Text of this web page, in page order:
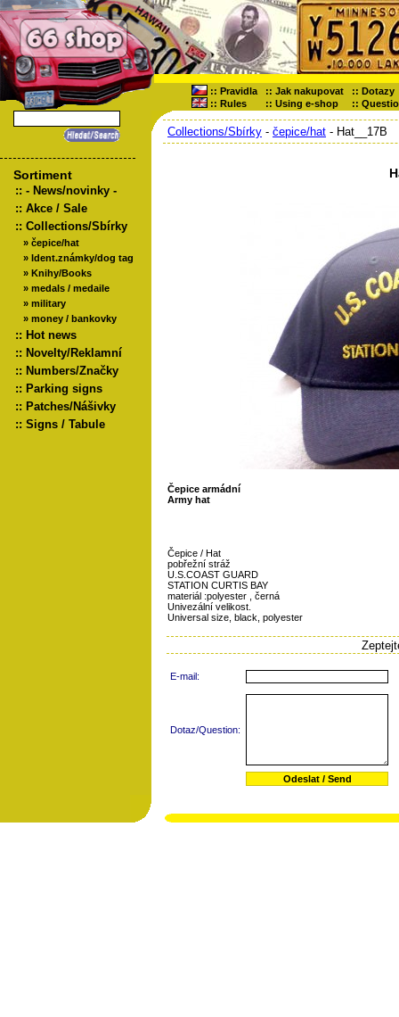
:: Pravidla :: Jak nakupovat :: Dotazy
:: Rules :: Using e-shop ::
Sortiment
:: - News/novinky -
:: Akce / Sale
:: Collections/Sbírky
» čepice/hat
» Ident.známky/dog tag
» Knihy/Books
» medals / medaile
» military
» money / bankovky
:: Hot news
:: Novelty/Reklamní
:: Numbers/Značky
:: Parking signs
:: Patches/Nášivky
:: Signs / Tabule
Collections/Sbírky - čepice/hat - Hat__17B
Čepice armádní
Army hat
Čepice / Hat
pobřežní stráž
U.S.COAST GUARD
STATION CURTIS BAY
materiál :polyester , černá
Univezální velikost.
Universal size, black, polyester
E-mail:
Dotaz/Question: